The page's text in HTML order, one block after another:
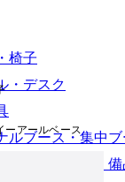
椅子
・デスク
ルブース・集中
アクセサリー・
きます
ーアールベース